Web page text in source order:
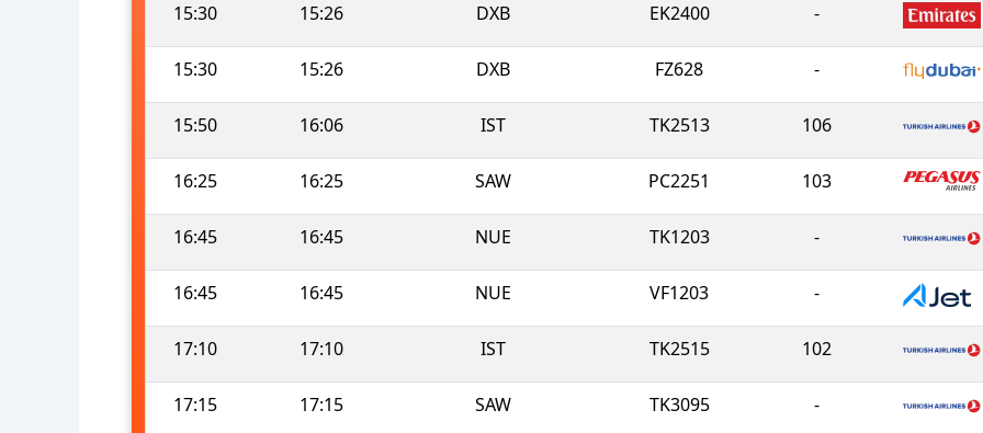
15:30 15:26 DXB EK2400 -
15:30 15:26 DXB FZ628 -
15:50 16:06 IST TK2513 106
16:25 16:25 SAW PC2251 103
16:45 16:45 NUE TK1203 -
16:45 16:45 NUE VF1203 -
17:10 17:10 IST TK2515 102
17:15 17:15 SAW TK3095 -